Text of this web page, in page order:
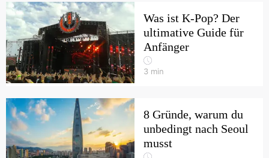
Was ist K-Pop? Der
ultimative Guide für
Anfänger
3 min
8 Gründe, warum du
unbedingt nach Seoul
musst